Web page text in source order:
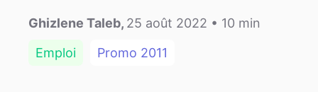
Ghizlene Taleb, 25 août 2022 • 10 min
Emploi
Promo 2011